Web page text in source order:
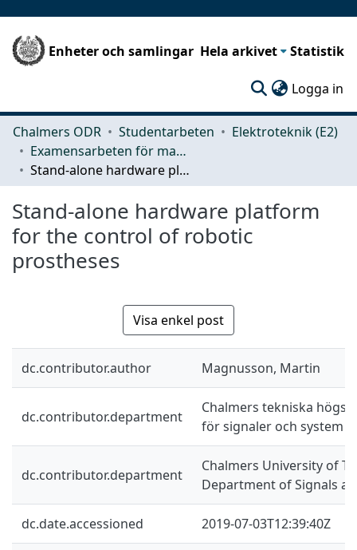
Enheter och samlingar Hela arkivet Statistik
Logga in
Chalmers ODR Studentarbeten
Elektroteknik (E2)
Examensarbeten för masterexamen
Stand-alone hardware platform for the control of robotic prostheses
Stand-alone hardware platform
for the control of robotic
prostheses
Visa enkel post
dc.contributor.author Magnusson, Martin
dc.contributor.department
Chalmers tekniska
för signaler och system
dc.contributor.department
Chalmers University of
Department of Signals
dc.date.accessioned 2019-07-03T12:39:40Z